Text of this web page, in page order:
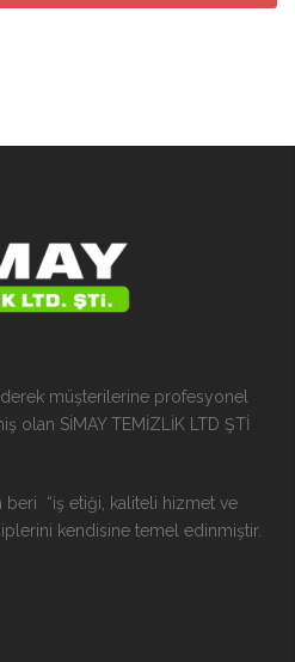
müşterilerine profesyonel
olan SİMAY TEMİZLİK LTD ŞTİ
“iş etiği, kaliteli hizmet ve
kendisine temel edinmiştir.